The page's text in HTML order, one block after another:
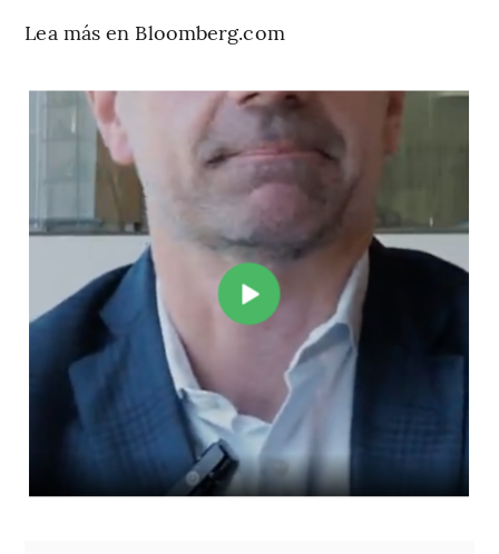
Lea más en Bloomberg.com